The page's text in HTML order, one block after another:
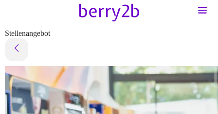
Stellenangebot